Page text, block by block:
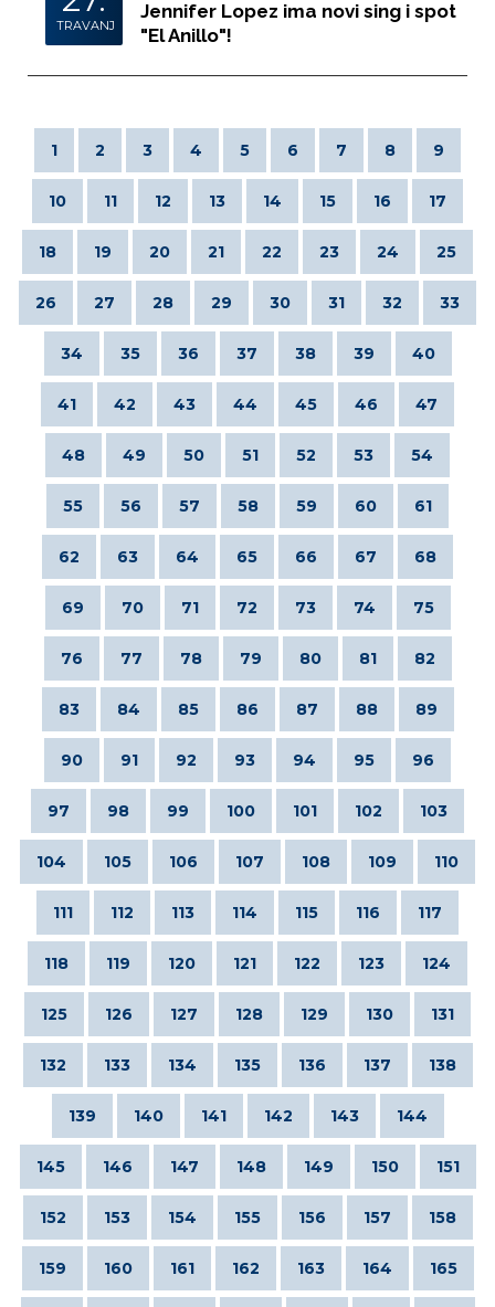
TRAVANJ
Jennifer Lopez ima novi sing i spot
"El Anillo"!
1 2 3 4 5 6 7 8 9
10 11 12 13 14 15 16 17
18 19 20 21 22 23 24 25
26 27 28 29 30 31 32 33
34 35 36 37 38 39 40
41 42 43 44 45 46 47
48 49 50 51 52 53 54
55 56 57 58 59 60 61
62 63 64 65 66 67 68
69 70 71 72 73 74 75
76 77 78 79 80 81 82
83 84 85 86 87 88 89
90 91 92 93 94 95 96
97 98 99 100 101 102 103
104 105 106 107 108 109 110
111 112 113 114 115 116 117
118 119 120 121 122 123 124
125 126 127 128 129 130 131
132 133 134 135 136 137 138
139 140 141 142 143 144
145 146 147 148 149 150 151
152 153 154 155 156 157 158
159 160 161 162 163 164 165